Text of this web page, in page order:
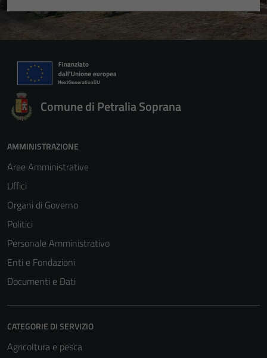
Comune di Petralia Soprana
AMMINISTRAZIONE
Aree Amministrative
Uffici
Organi di Governo
Politici
Personale Amministrativo
Enti e Fondazioni
Documenti e Dati
CATEGORIE DI SERVIZIO
Agricoltura e pesca